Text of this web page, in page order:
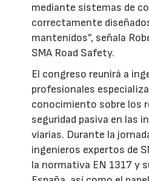
mediante sistemas de
correctamente
mantenidos”, señala
SMA Road Safety.
El congreso reunirá a
profesionales
conocimiento sobre los
seguridad pasiva en las
viarias. Durante la
ingenieros expertos de
la normativa EN 1317 y